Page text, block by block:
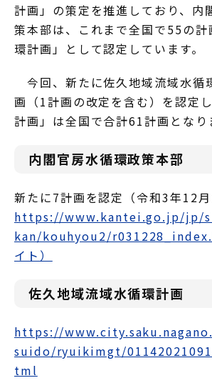
計画」の策定を推進しており、内
策本部は、これまで全国で55の計
環計画」として認定しています。
今回、新たに佐久地域流域水循
画（1計画の改定を含む）を認定
計画」は全国で合計61計画となり
内閣官房水循環政策本部
新たに7計画を認定（令和3年12月
https://www.kantei.go.jp/jp/
kan/kouhyou2/
イト）
佐久地域流域水循環計画
https://
suido/ryuikimgt/
tml